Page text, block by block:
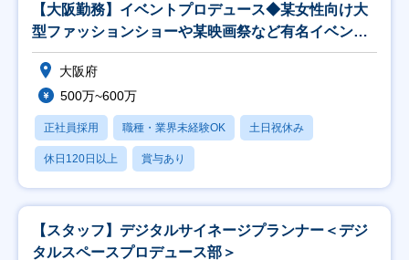
【大阪勤務】イベントプロデュース◆某女性向け大
型ファッションショーや某映画祭など有名イベント
多数
大阪府
500万~600万
正社員採用 職種・業界未経験OK 土日祝休み
休日120日以上 賞与あり
【スタッフ】デジタルサイネージプランナー＜デジ
タルスペースプロデュース部＞